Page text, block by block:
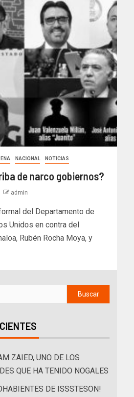
NACIONAL NOTICIAS
de narco gobiernos?
admin
del Departamento de
Unidos en contra del
Rubén Rocha Moya, y
ZAIED, UNO DE LOS
QUE HA TENIDO NOGALES
DE ISSSTESON!